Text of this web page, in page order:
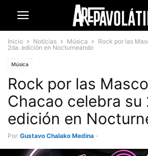
Inicio Noticias Música
Rock por las
2da. edición en Nocturneando
Música
Rock por las
Chacao celebra su
edición en
Por Gustavo Chalako Medina -